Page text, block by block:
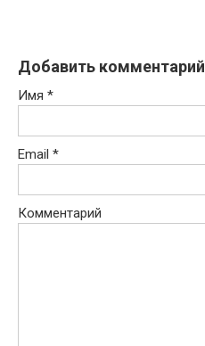
Добавить комментарий
Имя *
Email *
Комментарий